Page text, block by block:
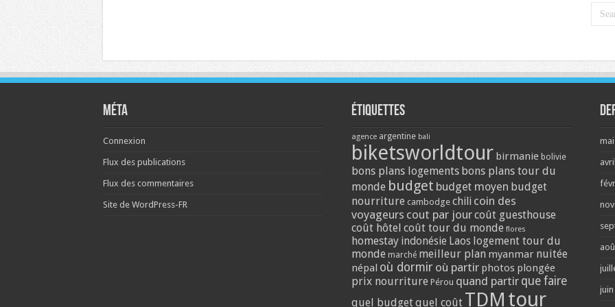
Méta
Connexion
Flux des publications
Flux des commentaires
Site de WordPress-FR
Étiquettes
agence argentine bali
biketsworldtour birmanie bolivie
bons plans logements bons plans tour du
monde budget budget moyen budget
nourriture cambodge chili coin des
voyageurs cout par jourcoût guesthouse
coût hôtel coût tour du monde flores
homestay indonésie Laos logement tour du
monde marché meilleur plan myanmar nuitée
népal où dormir où partir photos plongée
prix nourriture Pérou quand partir que faire
quel budgetquel coût TDM tour